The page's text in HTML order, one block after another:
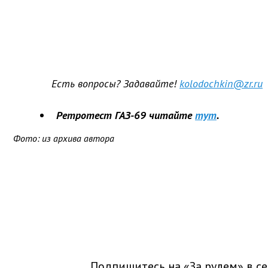
Есть вопросы? Задавайте! kolodochkin@zr.ru
Ретротест ГАЗ-69 читайте тут.
Фото: из архива автора